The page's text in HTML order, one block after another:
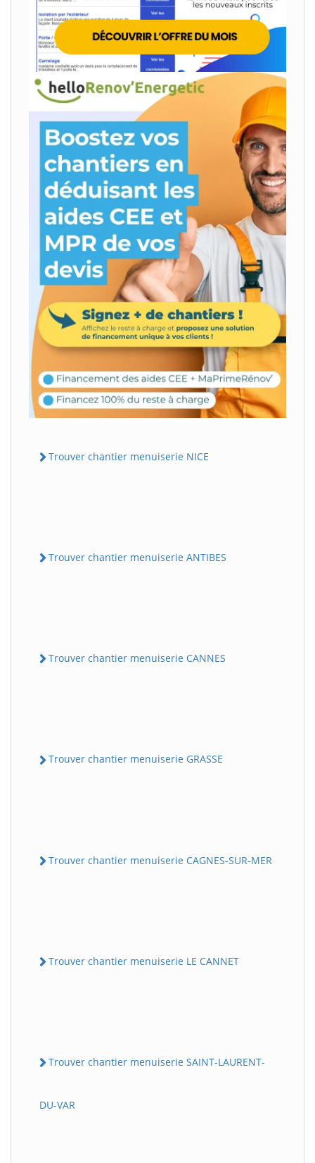
Trouver chantier menuiserie NICE
Trouver chantier menuiserie ANTIBES
Trouver chantier menuiserie CANNES
Trouver chantier menuiserie GRASSE
Trouver chantier menuiserie CAGNES-SUR-MER
Trouver chantier menuiserie LE CANNET
Trouver chantier menuiserie SAINT-LAURENT-
DU-VAR